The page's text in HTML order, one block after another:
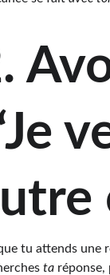
tu attends une
ta réponse,